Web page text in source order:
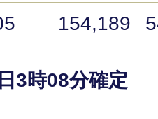
154,189
3時08分確定